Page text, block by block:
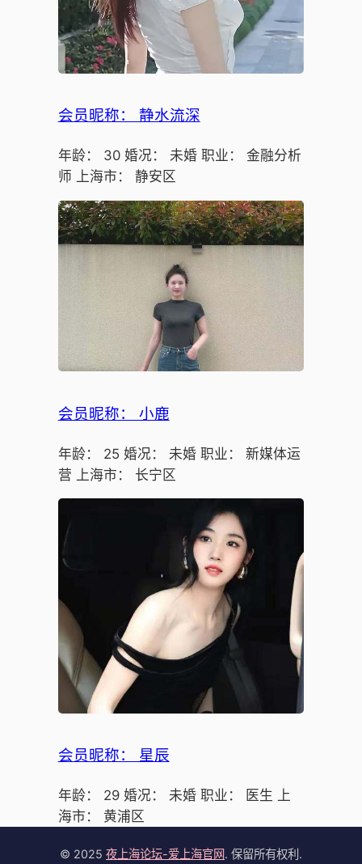
会员昵称： 静水流深
年龄： 30 婚况： 未婚 职业： 金融分析
师 上海市： 静安区
会员昵称： 小鹿
年龄： 25 婚况： 未婚 职业： 新媒体运
营 上海市： 长宁区
会员昵称： 星辰
年龄： 29 婚况： 未婚 职业： 医生 上
海市： 黄浦区
© 2025 夜上海论坛-爱上海官网. 保留所有权利.